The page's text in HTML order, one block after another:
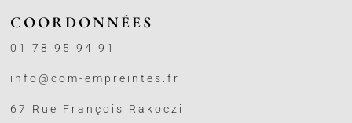
COORDONNÉES
01 78 95 94 91
info@com-empreintes.fr
67 Rue François Rakoczi